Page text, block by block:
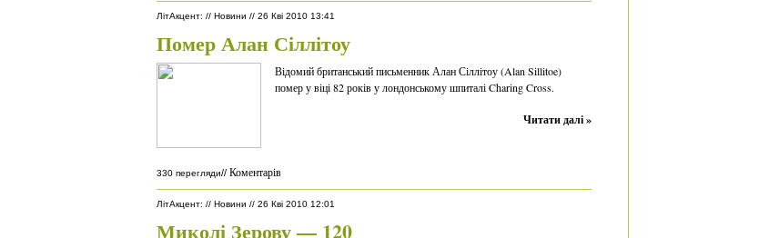
ЛітАкцент: // Новини // 26 Кві 2010 13:41
Помер Алан Сіллітоу
Відомий британський письменник Алан Сіллітоу (Alan Sillitoe)
помер у віці 82 років у лондонському шпиталі Charing Cross.
Читати далі »
330 перегляди// Коментарів
ЛітАкцент: // Новини // 26 Кві 2010 12:01
Миколі Зерову — 120